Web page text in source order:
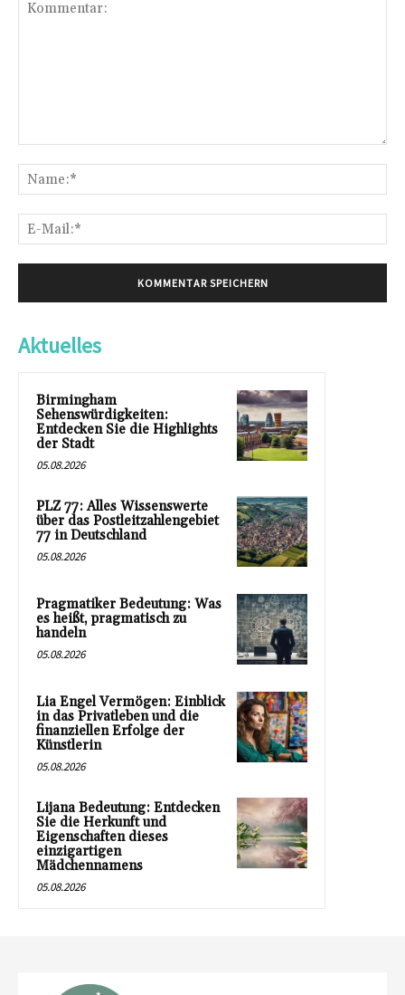
Aktuelles
Birmingham
Sehenswürdigkeiten:
Entdecken Sie die Highlights
der Stadt
05.08.2026
PLZ 77: Alles Wissenswerte
über das Postleitzahlengebiet
77 in Deutschland
05.08.2026
Pragmatiker Bedeutung: Was
es heißt, pragmatisch zu
handeln
05.08.2026
Lia Engel Vermögen: Einblick
in das Privatleben und die
finanziellen Erfolge der
Künstlerin
05.08.2026
Lijana Bedeutung: Entdecken
Sie die Herkunft und
Eigenschaften dieses
einzigartigen
Mädchennamens
05.08.2026